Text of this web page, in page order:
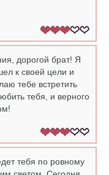
дорогой брат! Я
к своей цели и
тебе встретить
тебя, и верного
тебя по ровному